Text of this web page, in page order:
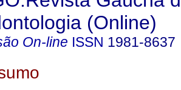
(Online)
On-line ISSN 1981-8637